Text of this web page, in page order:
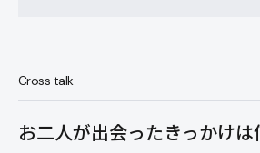
Cross talk
お二人が出会ったきっかけは